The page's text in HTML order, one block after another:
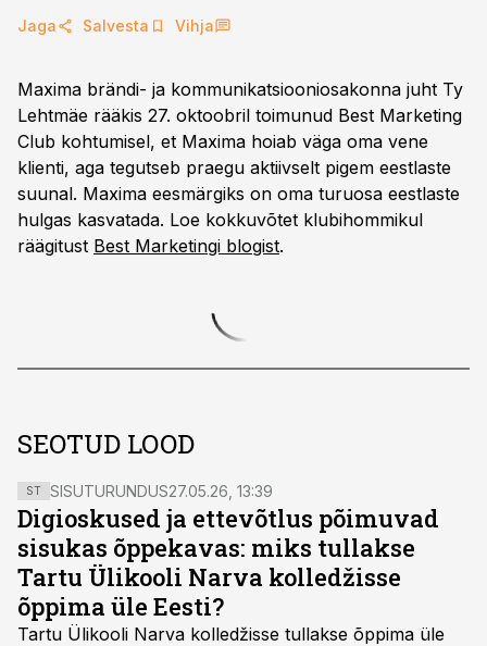
Jaga Salvesta Vihja
Maxima brändi- ja kommunikatsiooniosakonna juht Ty
Lehtmäe rääkis 27. oktoobril toimunud Best Marketing
Club kohtumisel, et Maxima hoiab väga oma vene
klienti, aga tegutseb praegu aktiivselt pigem eestlaste
suunal. Maxima eesmärgiks on oma turuosa eestlaste
hulgas kasvatada. Loe kokkuvõtet klubihommikul
räägitust Best Marketingi blogist.
SEOTUD LOOD
ST SISUTURUNDUS27.05.26, 13:39
Digioskused ja ettevõtlus põimuvad
sisukas õppekavas: miks tullakse
Tartu Ülikooli Narva kolledžisse
õppima üle Eesti?
Tartu Ülikooli Narva kolledžisse tullakse õppima üle